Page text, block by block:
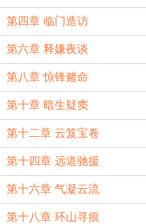
第四章 临门造访
第六章 释嫌夜谈
第八章 惊锋赌命
第十章 暗生疑窦
第十二章 云笈宝卷
第十四章 远道驰援
第十六章 气凝云流
第十八章 环山寻痕